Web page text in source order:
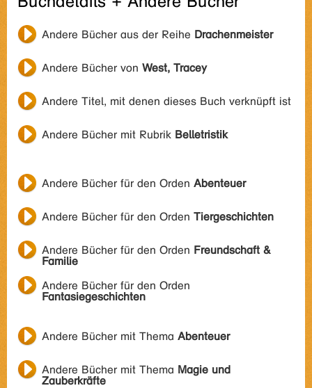
Andere Bücher aus der Reihe Drachenmeister
Andere Bücher von West, Tracey
Andere Titel, mit denen dieses Buch verknüpft ist
Andere Bücher mit Rubrik Belletristik
Andere Bücher für den Orden Abenteuer
Andere Bücher für den Orden Tiergeschichten
Andere Bücher für den Orden Freundschaft &
Familie
Andere Bücher für den Orden
Fantasiegeschichten
Andere Bücher mit Thema Abenteuer
Andere Bücher mit Thema Magie und
Zauberkräfte